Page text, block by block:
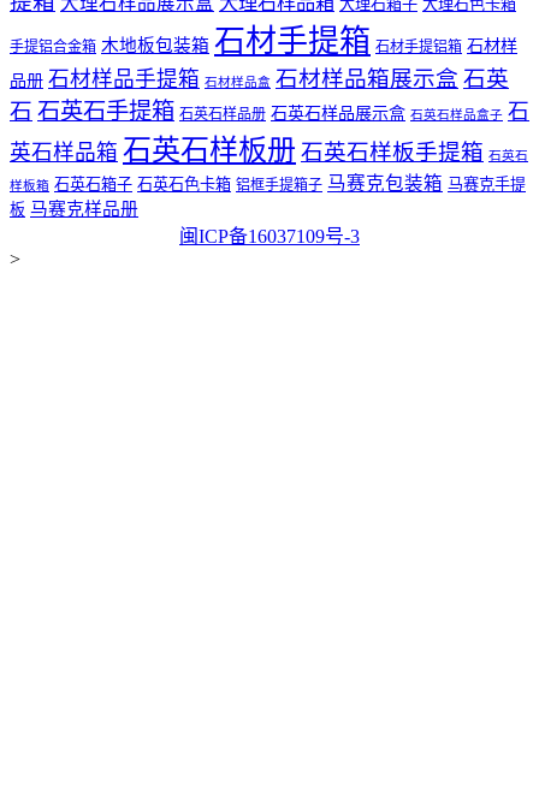
大理石箱子 大理石色卡箱
手提铝合金箱 木地板包装箱 石材手提箱 石材手提铝箱 石材样
品册 石材样品手提箱 石材样品盒 石材样品箱展示盒 石英
石 石英石手提箱 石英石样品册 石英石样品展示盒 石英石样品盒子 石
英石样品箱 石英石样板册 石英石样板手提箱 石英石
样板箱 石英石箱子 石英石色卡箱 铝框手提箱子 马赛克包装箱 马赛克手提
板 马赛克样品册
闽ICP备16037109号-3
>